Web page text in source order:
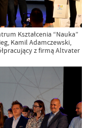
Kształcenia “Nauka”
Kamil Adamczewski,
z firmą Altvater